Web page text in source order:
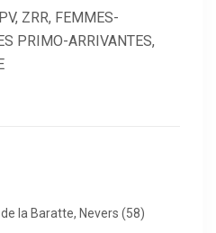
ZRR, FEMMES-
PRIMO-ARRIVANTES,
la Baratte, Nevers (58)